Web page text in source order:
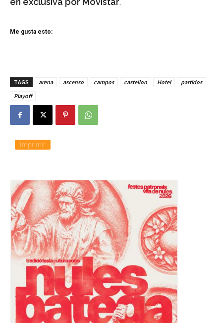
Me gusta esto:
TAGS arena ascenso campos castellon Hotel
partidos
Playoff
Imprimir